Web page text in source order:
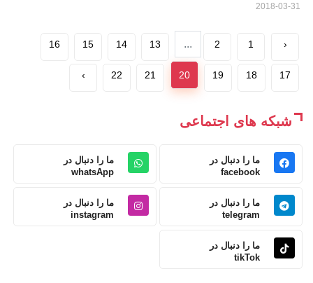
‹
1
2
...
13
14
15
16
17
18
19
20
21
22
›
شبکه های اجتماعی
ما را دنبال در
facebook
ما را دنبال در
whatsApp
ما را دنبال در
telegram
ما را دنبال در
instagram
ما را دنبال در
tikTok